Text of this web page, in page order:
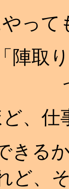
って
陣取
、仕
きる
ど、